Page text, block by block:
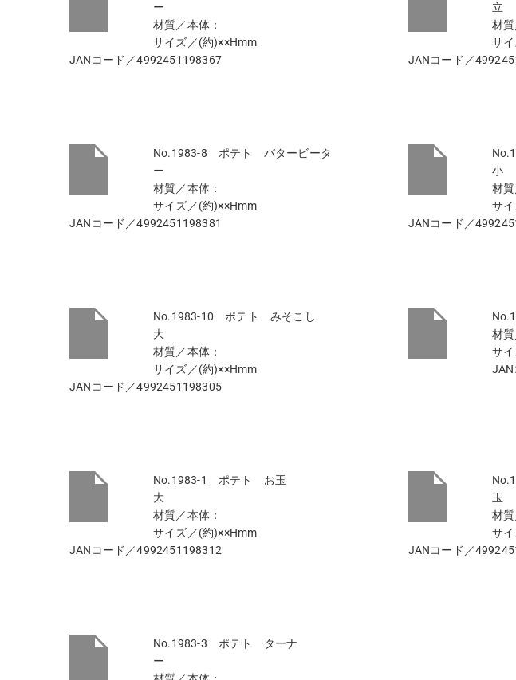
ー
材質／本体：
サイズ／(約)××Hmm
JANコード／4992451198367
材質
サ
JANコード／
No.1983-8 ポテト バタービータ
ー
材質／本体：
サイズ／(約)××Hmm
JANコード／4992451198381
材質
サ
JANコード／
No.1983-10 ポテト みそこし
大
材質／本体：
サイズ／(約)××Hmm
JANコード／4992451198305
材質
サ
No.1983-1 ポテト お玉
大
材質／本体：
サイズ／(約)××Hmm
JANコード／4992451198312
材質
サ
JANコード／
No.1983-3 ポテト ターナ
ー